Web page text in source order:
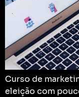
Curso de
eleição com